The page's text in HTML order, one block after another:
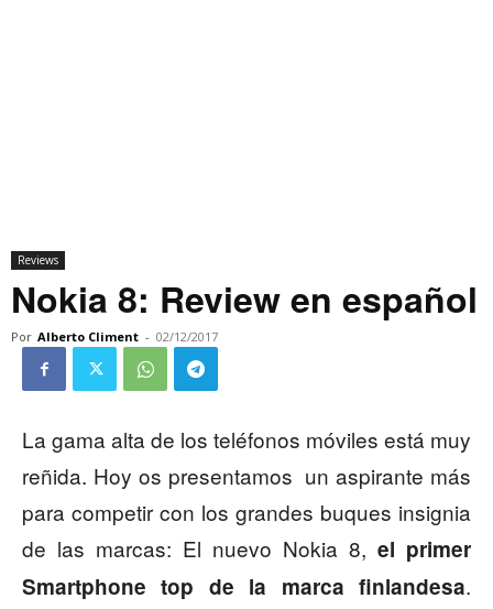
Reviews
Nokia 8: Review en español
Por Alberto Climent - 02/12/2017
La gama alta de los teléfonos móviles está muy
reñida. Hoy os presentamos un aspirante más
para competir con los grandes buques insignia
de las marcas: El nuevo Nokia 8, el primer
Smartphone top de la marca finlandesa.